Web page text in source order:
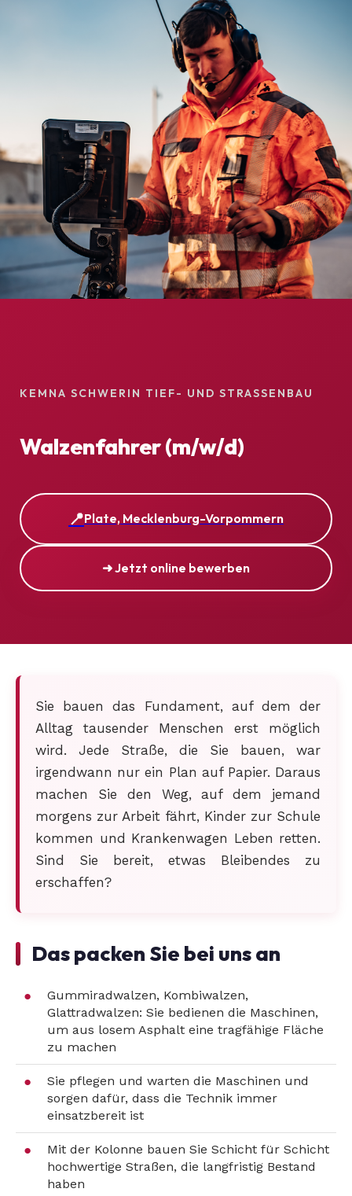
KEMNA SCHWERIN TIEF- UND STRASSENBAU
Walzenfahrer (m/w/d)
Plate, Mecklenburg-Vorpommern
➜ Jetzt online bewerben
Sie bauen das Fundament, auf dem der
Alltag tausender Menschen erst möglich
wird. Jede Straße, die Sie bauen, war
irgendwann nur ein Plan auf Papier. Daraus
machen Sie den Weg, auf dem jemand
morgens zur Arbeit fährt, Kinder zur Schule
kommen und Krankenwagen Leben retten.
Sind Sie bereit, etwas Bleibendes zu
erschaffen?
Das packen Sie bei uns an
Gummiradwalzen, Kombiwalzen,
Glattradwalzen: Sie bedienen die Maschinen,
um aus losem Asphalt eine tragfähige Fläche
zu machen
Sie pflegen und warten die Maschinen und
sorgen dafür, dass die Technik immer
einsatzbereit ist
Mit der Kolonne bauen Sie Schicht für Schicht
hochwertige Straßen, die langfristig Bestand
haben